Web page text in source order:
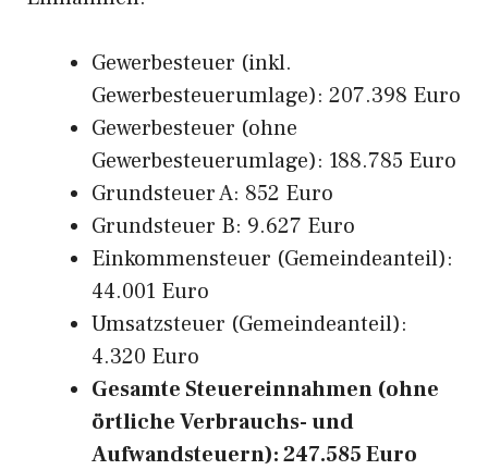
Gewerbesteuer (inkl.
Gewerbesteuerumlage): 207.398 Euro
Gewerbesteuer (ohne
Gewerbesteuerumlage): 188.785 Euro
Grundsteuer A: 852 Euro
Grundsteuer B: 9.627 Euro
Einkommensteuer (Gemeindeanteil):
44.001 Euro
Umsatzsteuer (Gemeindeanteil):
4.320 Euro
Gesamte Steuereinnahmen (ohne
örtliche Verbrauchs- und
Aufwandsteuern): 247.585 Euro